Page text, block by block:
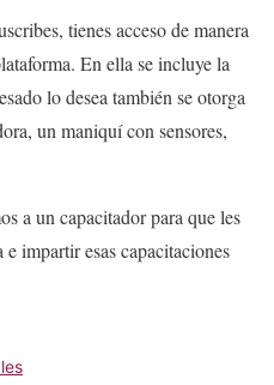
tienes acceso de manera
En ella se incluye la
lo desea también se otorga
un maniquí con sensores,
a un capacitador para que les
impartir esas capacitaciones